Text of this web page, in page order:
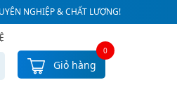
NGHIỆP & CHẤT LƯỢNG!
Giỏ hàng
0